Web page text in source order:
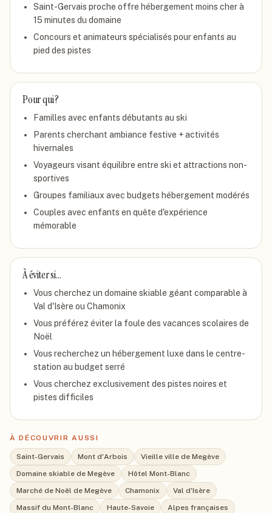
Saint-Gervais proche offre hébergement moins cher à
15 minutes du domaine
Concours et animateurs spécialisés pour enfants au
pied des pistes
Pour qui ?
Familles avec enfants débutants au ski
Parents cherchant ambiance festive + activités
hivernales
Voyageurs visant équilibre entre ski et attractions non-
sportives
Groupes familiaux avec budgets hébergement modérés
Couples avec enfants en quête d'expérience
mémorable
À éviter si…
Vous cherchez un domaine skiable géant comparable à
Val d'Isère ou Chamonix
Vous préférez éviter la foule des vacances scolaires de
Noël
Vous recherchez un hébergement luxe dans le centre-
station au budget serré
Vous cherchez exclusivement des pistes noires et
pistes difficiles
À DÉCOUVRIR AUSSI
Saint-Gervais Mont d'Arbois
Vieille ville de Megève
Domaine skiable de Megève
Hôtel Mont-Blanc
Marché de Noël de Megève
Chamonix
Val d'Isère
Massif du Mont-Blanc
Haute-Savoie
Alpes françaises